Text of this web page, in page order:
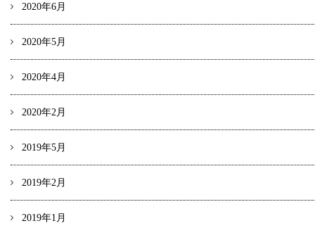
2020年6月
2020年5月
2020年4月
2020年2月
2019年5月
2019年2月
2019年1月